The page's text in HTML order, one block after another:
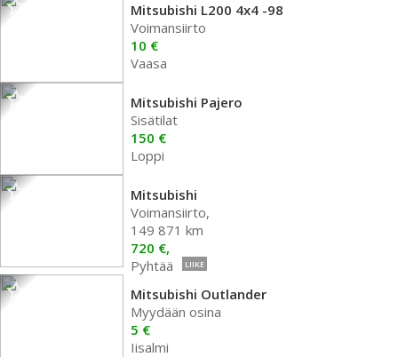
Mitsubishi L200 4x4 -98
Voimansiirto
10 €
Vaasa
Mitsubishi Pajero
Sisätilat
150 €
Loppi
Mitsubishi
Voimansiirto,
149 871 km
720 €,
Pyhtää
LIIKE
Mitsubishi Outlander
Myydään osina
5 €
Iisalmi